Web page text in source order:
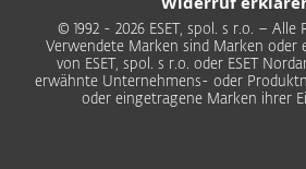
© 1992 - 2026 ESET, spol. s r.o. – Alle
Verwendete Marken sind Marken oder
von ESET, spol. s r.o. oder ESET
erwähnte Unternehmens- oder
oder eingetragene Marken ihrer